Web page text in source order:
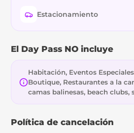
Estacionamiento
El Day Pass NO incluye
Habitación, Eventos
Boutique, Restaurantes a la
camas balinesas, beach clubs,
Política de cancelación